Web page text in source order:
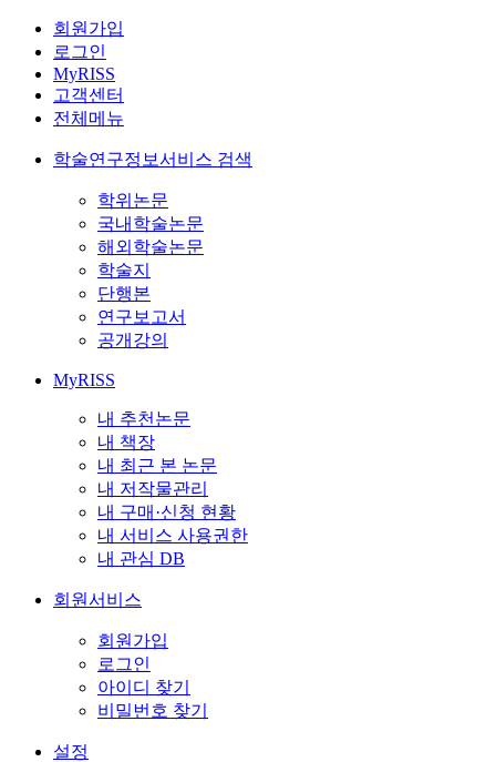
회원가입
로그인
MyRISS
고객센터
전체메뉴
학술연구정보서비스 검색
학위논문
국내학술논문
해외학술논문
학술지
단행본
연구보고서
공개강의
MyRISS
내 추천논문
내 책장
내 최근 본 논문
내 저작물관리
내 구매·신청 현황
내 서비스 사용권한
내 관심 DB
회원서비스
회원가입
로그인
아이디 찾기
비밀번호 찾기
설정